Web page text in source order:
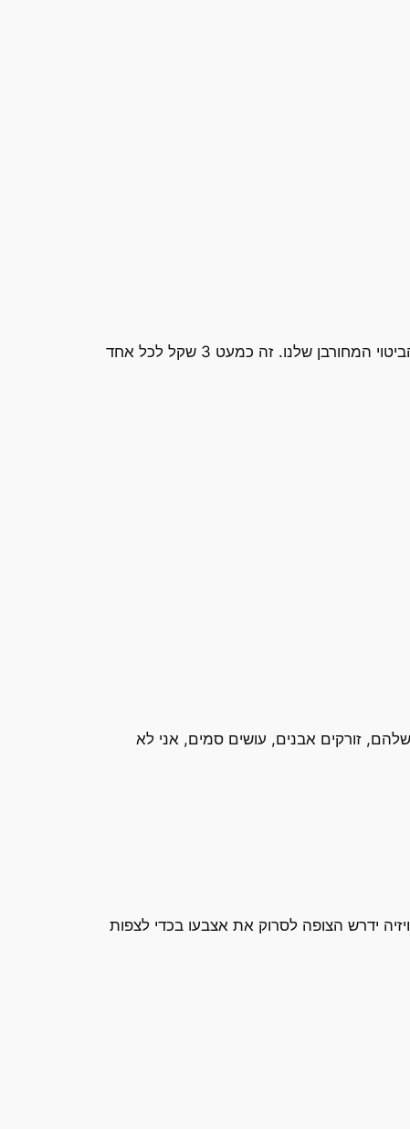
10 מיליון שקל. זה מה שחברת סיסקו כבר נתנה כהערכת מחיר ליישם את החוק הזה. 10 מיליון שקל עולה חופש הביטוי המחורבן שלנו. זה כמעט 3 שקל לכל אחד
זורקים אבנים, עושים סמים, אני לא
ידרש הצופה לסרוק את אצבעו בכדי לצפות